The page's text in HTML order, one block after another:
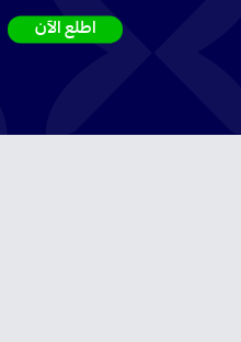
اطلع الآن